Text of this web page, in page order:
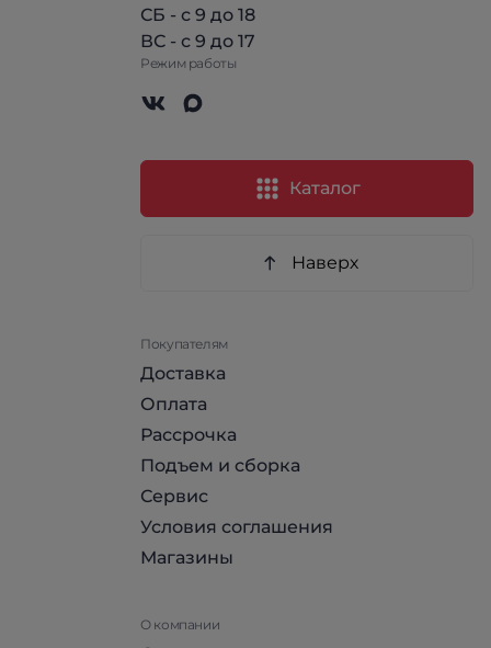
СБ - с 9 до 18
ВС - с 9 до 17
Режим работы
Каталог
Наверх
Покупателям
Доставка
Оплата
Рассрочка
Подъем и сборка
Сервис
Условия соглашения
Магазины
О компании